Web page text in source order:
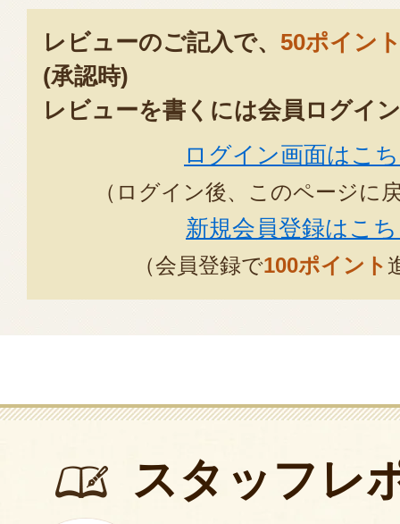
レビューのご記入で、 50ポイン
(承認時)
レビューを書くには会員ログイ
ログイン画面はこ
（ログイン後、このページに
新規会員登録はこ
（会員登録で100ポイント
スタッフレ